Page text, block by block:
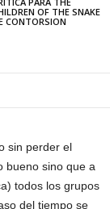
OF THE SNAKE
CONTORSION
sin perder el
bueno sino que a
todos los grupos
del tiempo se